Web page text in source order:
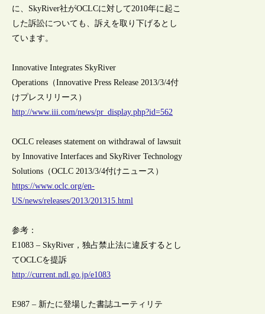
に、SkyRiver社がOCLCに対して2010年に起こ
した訴訟についても、訴えを取り下げるとし
ています。
Innovative Integrates SkyRiver
Operations（Innovative Press Release 2013/3/4付
けプレスリリース）
http://www.iii.com/news/pr_display.php?id=562
OCLC releases statement on withdrawal of lawsuit
by Innovative Interfaces and SkyRiver Technology
Solutions（OCLC 2013/3/4付けニュース）
https://www.oclc.org/en-
US/news/releases/2013/201315.html
参考：
E1083 – SkyRiver，独占禁止法に違反するとし
てOCLCを提訴
http://current.ndl.go.jp/e1083
E987 – 新たに登場した書誌ユーティリテ